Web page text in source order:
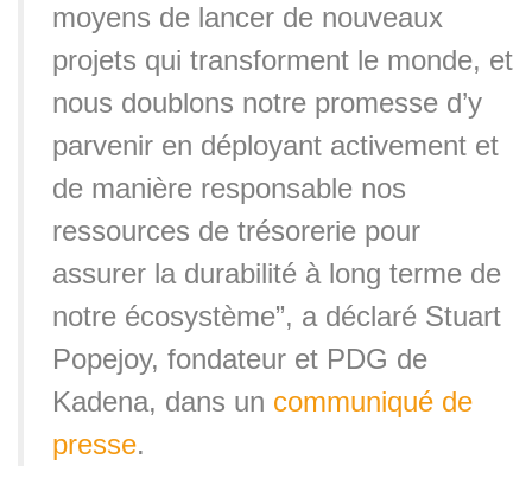
moyens de lancer de nouveaux
projets qui transforment le monde, et
nous doublons notre promesse d’y
parvenir en déployant activement et
de manière responsable nos
ressources de trésorerie pour
assurer la durabilité à long terme de
notre écosystème”, a déclaré Stuart
Popejoy, fondateur et PDG de
Kadena, dans un communiqué de
presse.